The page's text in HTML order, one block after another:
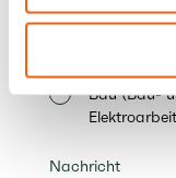
Elektrische/
Bau (Bau-
Nachricht